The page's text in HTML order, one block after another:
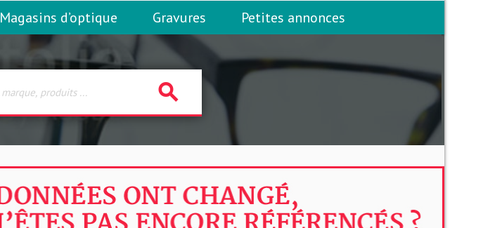
Magasins d’optique Gravures Petites annonces
search